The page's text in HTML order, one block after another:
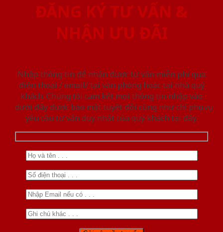
ĐĂNG KÝ TƯ VẤN &
NHẬN ƯU ĐÃI
Nhập thông tin để nhận được tư vấn miễn phí qua
điện thoại / email/ tại văn phòng hoặc tại nhà quý
khách. Chúng tôi cam kết mọi thông tin nhập vào
dưới đây được bảo mật tuyệt đối cũng như chỉ phục vụ
yêu cầu tư vấn duy nhất của quý khách tại đây.